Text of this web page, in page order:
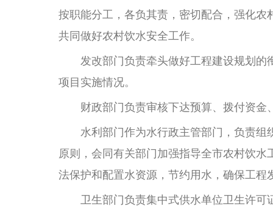
按职能分工，各负其责，密切配合，强化
共同做好农村饮水安全工作。
发改部门负责牵头做好工程建设规划
项目实施情况。
财政部门负责审核下达预算、拨付资
水利部门作为水行政主管部门 ，负责
原则，会同有关部门加强指导全市农村饮
法保护和配置水资源，节约用水，确保工程
卫生部门 负责集中式供水单位卫生许可